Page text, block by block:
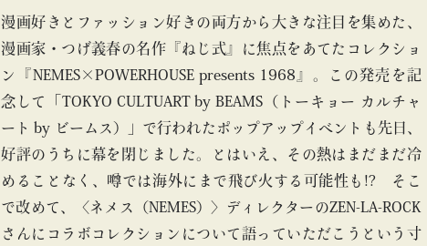
blog
漫画好きとファッション好きの両方から大きな注目を集めた、
漫画家・つげ義春の名作『ねじ式』に焦点をあてたコレクショ
ン『NEMES×POWERHOUSE presents 1968』。この発売を記
念して「TOKYO CULTUART by BEAMS（トーキョー カルチャ
ート by ビームス）」で行われたポップアップイベントも先日、
好評のうちに幕を閉じました。とはいえ、その熱はまだまだ冷
めることなく、噂では海外にまで飛び火する可能性も!? そこ
で改めて、〈ネメス（NEMES）〉ディレクターのZEN-LA-ROCK
さんにコラボコレクションについて語っていただこうという寸